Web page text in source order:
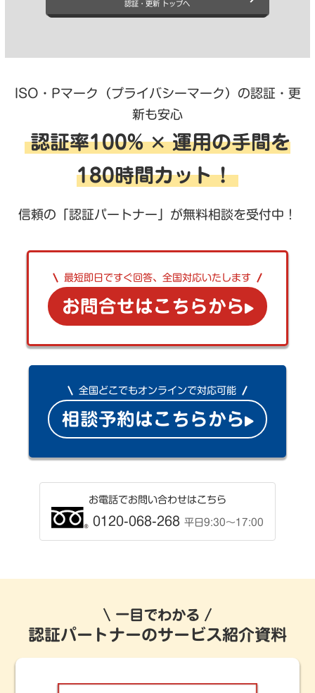
認証・更新 トップへ
ISO・Pマーク（プライバシーマーク）の認証・更
新も安心
認証率100% ✕ 運用の手間を
180時間カット！
信頼の「認証パートナー」が無料相談を受付中！
最短即日ですぐ回答、全国対応いたします
お問合せはこちらから
全国どこでもオンラインで対応可能
相談予約はこちらから
お電話でお問い合わせはこちら
0120-068-268 平日9:30〜17:00
一目でわかる
認証パートナーのサービス紹介資料